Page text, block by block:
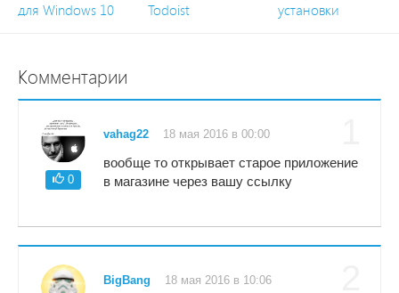
для Windows 10
Todoist
установки
Комментарии
0
vahag22 18 мая 2016 в 00:00
вообще то открывает старое приложение
в магазине через вашу ссылку
BigBang 18 мая 2016 в 10:06